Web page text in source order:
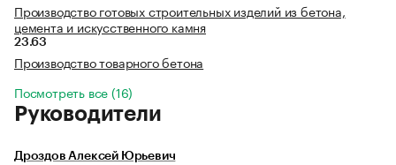
Производство готовых строительных изделий из бетона,
цемента и искусственного камня
23.63
Производство товарного бетона
Посмотреть все (16)
Руководители
Дроздов Алексей Юрьевич